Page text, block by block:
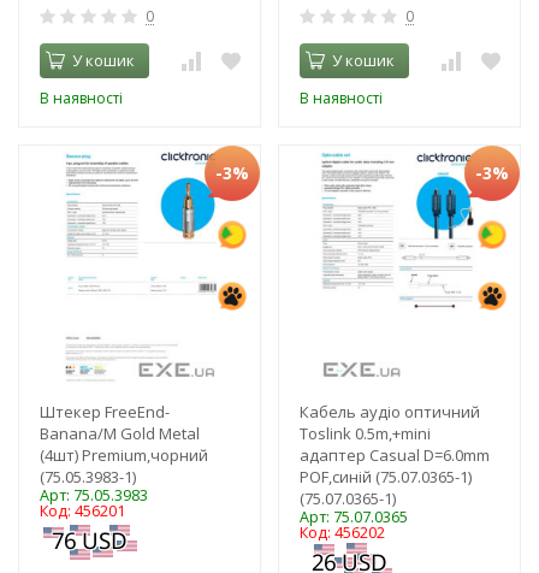
0
У кошик
В наявності
0
У кошик
В наявності
-3%
Штекер FreeEnd-
Banana/M Gold Metal
(4шт) Premium,чорний
(75.05.3983-1)
Арт: 75.05.3983
Код: 456201
-3%
Кабель аудіо оптичний
Toslink 0.5m,+mini
адаптер Casual D=6.0mm
POF,синій (75.07.0365-1)
(75.07.0365-1)
Арт: 75.07.0365
Код: 456202